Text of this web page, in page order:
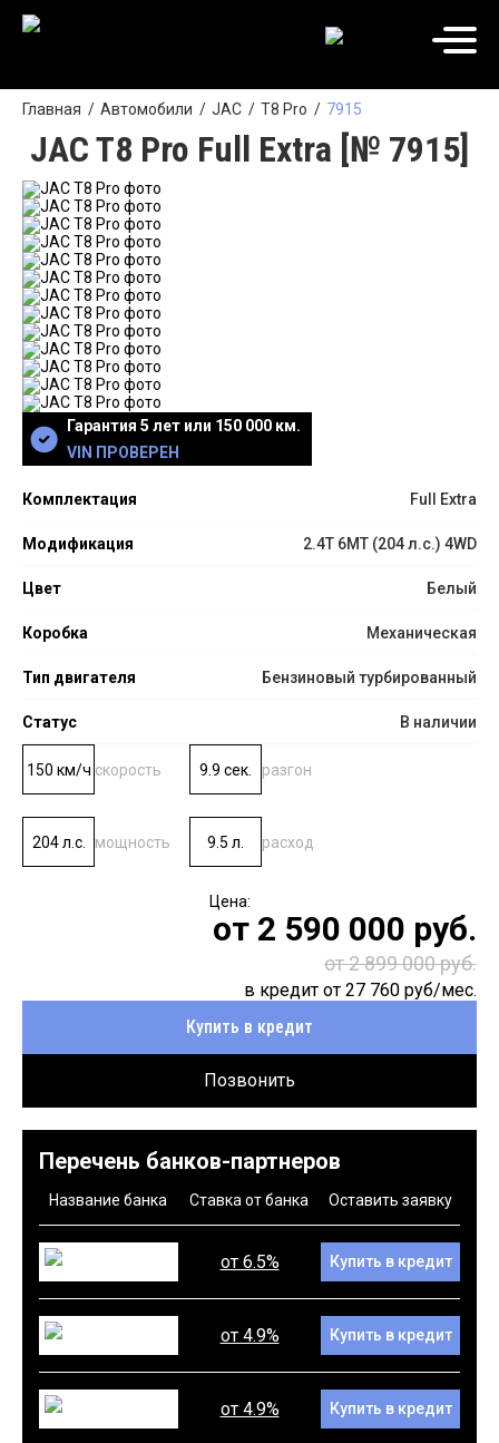
Главная Автомобили JAC T8 Pro 7915
JAC T8 Pro Full Extra [№ 7915]
Гарантия 5 лет или 150 000 км.
VIN ПРОВЕРЕН
Комплектация Full Extra
Модификация 2.4T 6MT (204 л.с.) 4WD
Цвет Белый
Коробка Механическая
Тип двигателя Бензиновый турбированный
Статус В наличии
150 км/ч скорость 9.9 сек. разгон
204 л.с. мощность 9.5 л. расход
от 2 590 000 руб.
от 2 899 000 руб.
в кредит от 27 760 руб/мес.
Купить в кредит
Позвонить
Перечень банков-партнеров
Название банка Ставка от банка Оставить заявку
от 6.5% Купить в кредит
от 4.9% Купить в кредит
от 4.9% Купить в кредит